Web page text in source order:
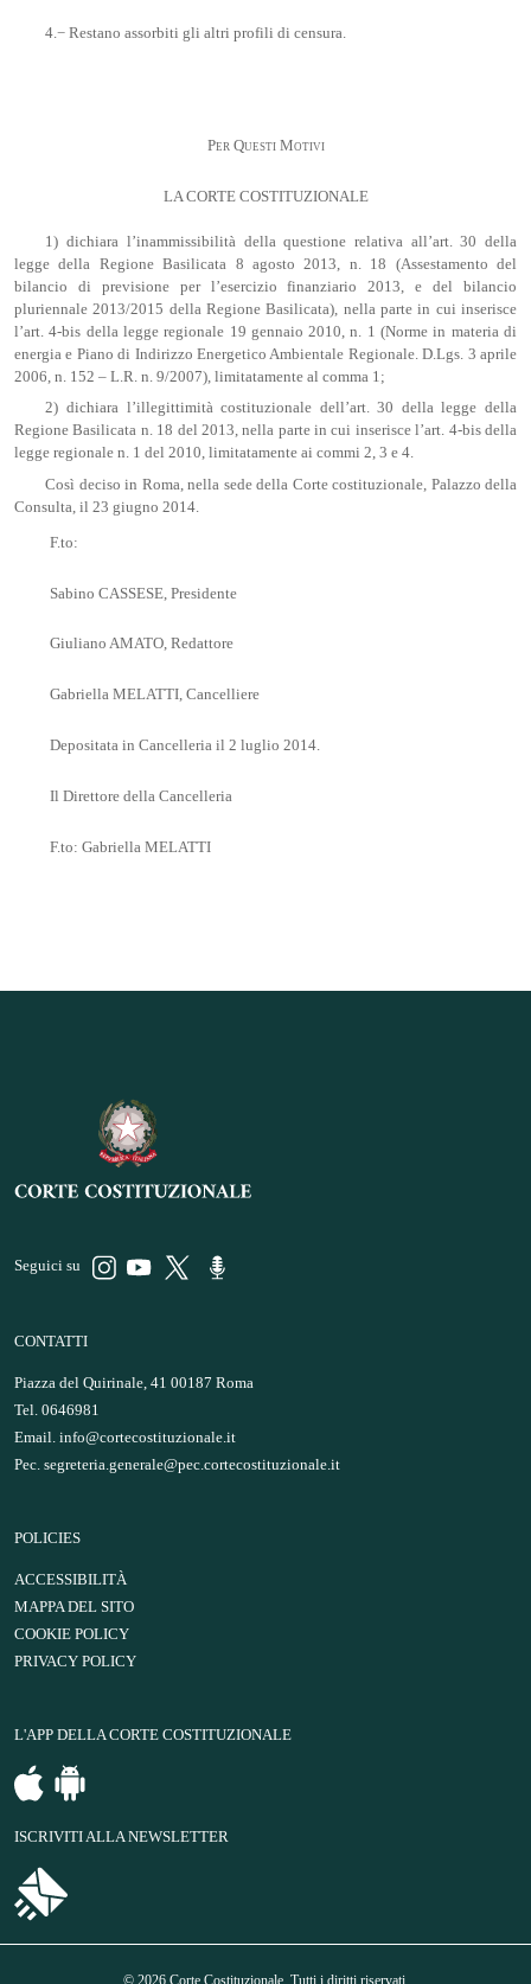
4.− Restano assorbiti gli altri profili di censura.
Per Questi Motivi
LA CORTE COSTITUZIONALE
1) dichiara l’inammissibilità della questione relativa all’art. 30 della
legge della Regione Basilicata 8 agosto 2013, n. 18 (Assestamento del
bilancio di previsione per l’esercizio finanziario 2013, e del bilancio
pluriennale 2013/2015 della Regione Basilicata), nella parte in cui inserisce
l’art. 4-bis della legge regionale 19 gennaio 2010, n. 1 (Norme in materia di
energia e Piano di Indirizzo Energetico Ambientale Regionale. D.Lgs. 3 aprile
2006, n. 152 – L.R. n. 9/2007), limitatamente al comma 1;
2) dichiara l’illegittimità costituzionale dell’art. 30 della legge della
Regione Basilicata n. 18 del 2013, nella parte in cui inserisce l’art. 4-bis della
legge regionale n. 1 del 2010, limitatamente ai commi 2, 3 e 4.
Così deciso in Roma, nella sede della Corte costituzionale, Palazzo della
Consulta, il 23 giugno 2014.
F.to:
Sabino CASSESE, Presidente
Giuliano AMATO, Redattore
Gabriella MELATTI, Cancelliere
Depositata in Cancelleria il 2 luglio 2014.
Il Direttore della Cancelleria
F.to: Gabriella MELATTI
Seguici su
CONTATTI
Piazza del Quirinale, 41 00187 Roma
Tel. 0646981
Email. info@cortecostituzionale.it
Pec. segreteria.generale@pec.cortecostituzionale.it
POLICIES
ACCESSIBILITÀ
MAPPA DEL SITO
COOKIE POLICY
PRIVACY POLICY
L'APP DELLA CORTE COSTITUZIONALE
ISCRIVITI ALLA NEWSLETTER
© 2026 Corte Costituzionale. Tutti i diritti riservati.